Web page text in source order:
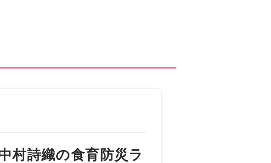
村詩織の食育防災ラ